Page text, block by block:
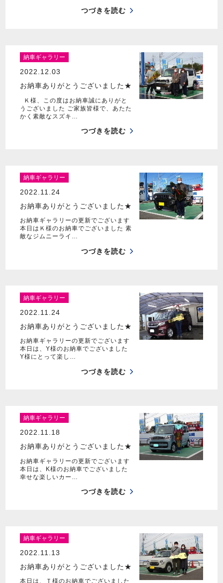
つづきを読む
納車ギャラリー
2022.12.03
お納車ありがとうございました★
Ｋ様、この度はお納車誠にありがと
うございました ご家族皆様で、あたた
かく素敵なスズキ…
つづきを読む
納車ギャラリー
2022.11.24
お納車ありがとうございました★
お納車ギャラリーの更新でございます
本日はＫ様のお納車でございました 素
敵なジムニーライ…
つづきを読む
納車ギャラリー
2022.11.24
お納車ありがとうございました★
お納車ギャラリーの更新でございます
本日は、Y様のお納車でございました
Y様にとって楽し…
つづきを読む
納車ギャラリー
2022.11.18
お納車ありがとうございました★
お納車ギャラリーの更新でございます
本日は、K様のお納車でございました
幸せな楽しいカー…
つづきを読む
納車ギャラリー
2022.11.13
お納車ありがとうございました★
本日は、Ｔ様のお納車でございました